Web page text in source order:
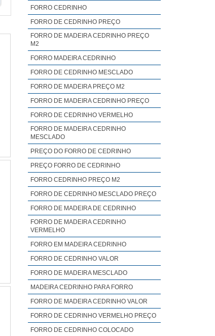
FORRO CEDRINHO
FORRO DE CEDRINHO PREÇO
FORRO DE MADEIRA CEDRINHO PREÇO
M2
FORRO MADEIRA CEDRINHO
FORRO DE CEDRINHO MESCLADO
FORRO DE MADEIRA PREÇO M2
FORRO DE MADEIRA CEDRINHO PREÇO
FORRO DE CEDRINHO VERMELHO
FORRO DE MADEIRA CEDRINHO
MESCLADO
PREÇO DO FORRO DE CEDRINHO
PREÇO FORRO DE CEDRINHO
FORRO CEDRINHO PREÇO M2
FORRO DE CEDRINHO MESCLADO PREÇO
FORRO DE MADEIRA DE CEDRINHO
FORRO DE MADEIRA CEDRINHO
VERMELHO
FORRO EM MADEIRA CEDRINHO
FORRO DE CEDRINHO VALOR
FORRO DE MADEIRA MESCLADO
MADEIRA CEDRINHO PARA FORRO
FORRO DE MADEIRA CEDRINHO VALOR
FORRO DE CEDRINHO VERMELHO PREÇO
FORRO DE CEDRINHO COLOCADO